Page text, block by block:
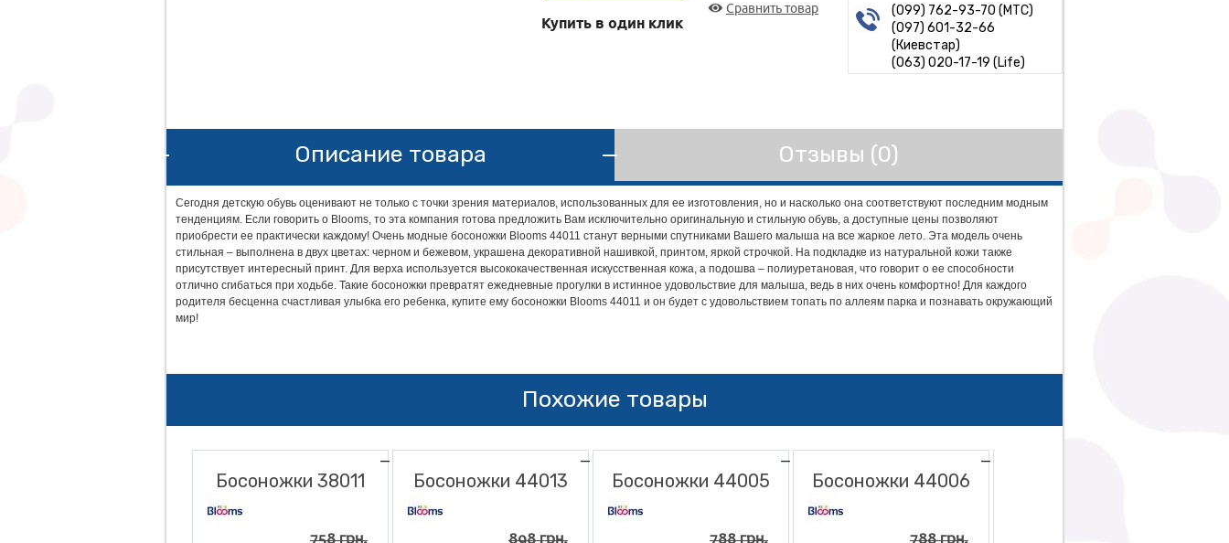
(099) 762-93-70 (МТС)
(097) 601-32-66
(Киевстар)
(063) 020-17-19 (Life)
Купить в один клик
Сравнить товар
Описание товара Отзывы (0)
Сегодня детскую обувь оценивают не только с точки зрения материалов, использованных для ее изготовления, но и насколько она соответствуют последним модным
тенденциям. Если говорить о Blooms, то эта компания готова предложить Вам исключительно оригинальную и стильную обувь, а доступные цены позволяют
приобрести ее практически каждому! Очень модные босоножки Blooms 44011 станут верными спутниками Вашего малыша на все жаркое лето. Эта модель очень
стильная – выполнена в двух цветах: черном и бежевом, украшена декоративной нашивкой, принтом, яркой строчкой. На подкладке из натуральной кожи также
присутствует интересный принт. Для верха используется высококачественная искусственная кожа, а подошва – полиуретановая, что говорит о ее способности
отлично сгибаться при ходьбе. Такие босоножки превратят ежедневные прогулки в истинное удовольствие для малыша, ведь в них очень комфортно! Для каждого
родителя бесценна счастливая улыбка его ребенка, купите ему босоножки Blooms 44011 и он будет с удовольствием топать по аллеям парка и познавать окружающий
мир!
ЖДУ СООБЩЕНИЯ
Похожие товары
Босоножки 38011 Босоножки 44013 Босоножки 44005 Босоножки 44006